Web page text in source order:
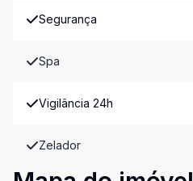
Segurança
Spa
Vigilância 24h
Zelador